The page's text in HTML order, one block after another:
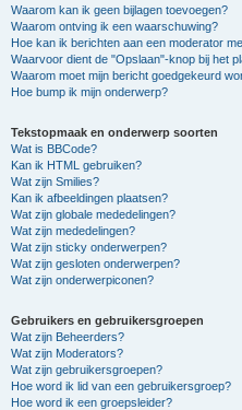
Waarom kan ik geen bijlagen toevoegen?
Waarom ontving ik een waarschuwing?
Hoe kan ik berichten aan een moderator
Waarvoor dient de "Opslaan"-knop bij het
Waarom moet mijn bericht goedgekeurd
Hoe bump ik mijn onderwerp?
Tekstopmaak en onderwerp soorten
Wat is BBCode?
Kan ik HTML gebruiken?
Wat zijn Smilies?
Kan ik afbeeldingen plaatsen?
Wat zijn globale mededelingen?
Wat zijn mededelingen?
Wat zijn sticky onderwerpen?
Wat zijn gesloten onderwerpen?
Wat zijn onderwerpiconen?
Gebruikers en gebruikersgroepen
Wat zijn Beheerders?
Wat zijn Moderators?
Wat zijn gebruikersgroepen?
Hoe word ik lid van een gebruikersgroep?
Hoe word ik een groepsleider?